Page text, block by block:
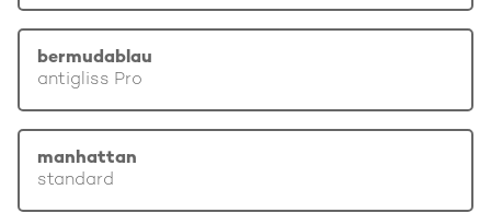
bermudablau
antigliss Pro
manhattan
standard